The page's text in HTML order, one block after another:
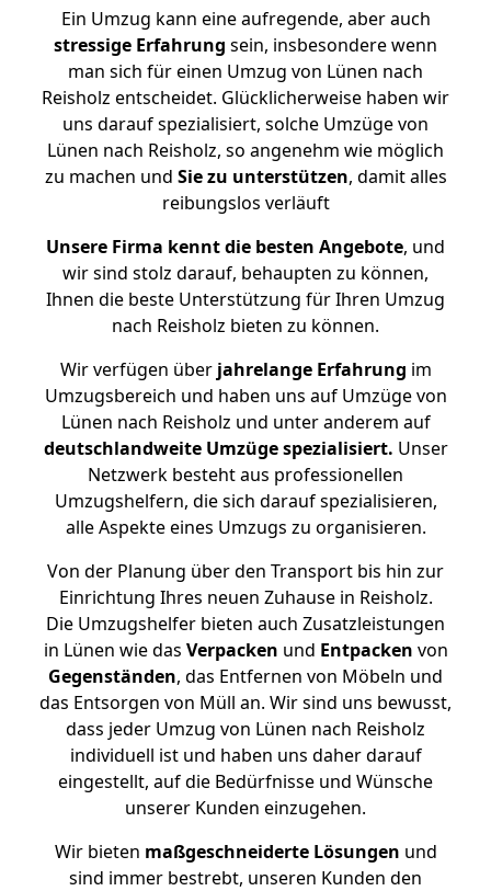
Ein Umzug kann eine aufregende, aber auch
stressige Erfahrung sein, insbesondere wenn
man sich für einen Umzug von Lünen nach
Reisholz entscheidet. Glücklicherweise haben wir
uns darauf spezialisiert, solche Umzüge von
Lünen nach Reisholz, so angenehm wie möglich
zu machen und Sie zu unterstützen, damit alles
reibungslos verläuft
Unsere Firma kennt die besten Angebote, und
wir sind stolz darauf, behaupten zu können,
Ihnen die beste Unterstützung für Ihren Umzug
nach Reisholz bieten zu können.
Wir verfügen überjahrelange Erfahrung im
Umzugsbereich und haben uns auf Umzüge von
Lünen nach Reisholz und unter anderem auf
deutschlandweite Umzüge spezialisiert. Unser
Netzwerk besteht aus professionellen
Umzugshelfern, die sich darauf spezialisieren,
alle Aspekte eines Umzugs zu organisieren.
Von der Planung über den Transport bis hin zur
Einrichtung Ihres neuen Zuhause in Reisholz.
Die Umzugshelfer bieten auch Zusatzleistungen
in Lünen wie das Verpacken und Entpacken von
Gegenständen, das Entfernen von Möbeln und
das Entsorgen von Müll an. Wir sind uns bewusst,
dass jeder Umzug von Lünen nach Reisholz
individuell ist und haben uns daher darauf
eingestellt, auf die Bedürfnisse und Wünsche
unserer Kunden einzugehen.
Wir bieten maßgeschneiderte Lösungen und
sind immer bestrebt, unseren Kunden den